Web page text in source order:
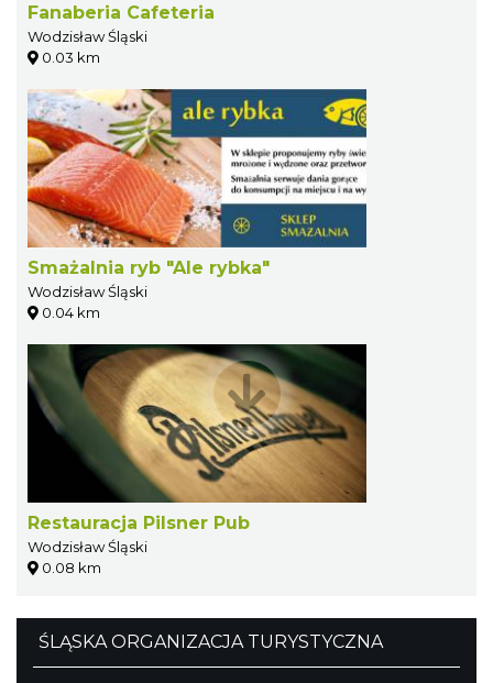
Fanaberia Cafeteria
Wodzisław Śląski
0.03 km
Smażalnia ryb "Ale rybka"
Wodzisław Śląski
0.04 km
Restauracja Pilsner Pub
Wodzisław Śląski
0.08 km
ŚLĄSKA ORGANIZACJA TURYSTYCZNA